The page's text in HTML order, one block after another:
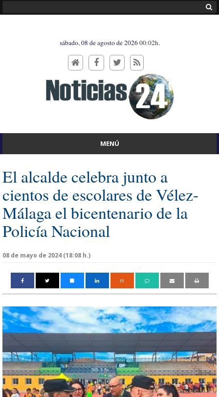
sábado, 08 de agosto de 202600:02h.
MENÚ
El alcalde celebra junto a
cientos de escolares de Vélez-
Málaga el bicentenario de la
Policía Nacional
08 de mayo de 2024 (18:08 h.)
m